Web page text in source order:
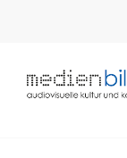
Audiovisuelle